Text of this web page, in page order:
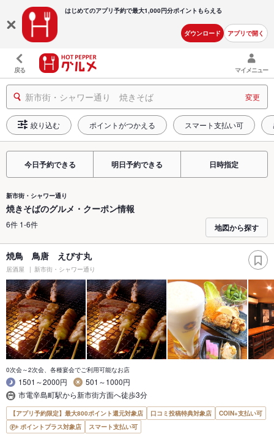
はじめてのアプリ予約で最大1,000円分ポイントもらえる
ダウンロード アプリで開く
戻る マイメニュー
新市街・シャワー通り 焼きそば 変更
絞り込む ポイントがつかえる スマート支払い可
今日予約できる 明日予約できる 日時指定
新市街・シャワー通り
焼きそばのグルメ・クーポン情報
6件 1-6件 地図から探す
焼鳥 鳥唐 えびす丸
居酒屋 新市街・シャワー通り
0次会～2次会、各種宴会でご利用可能なお店
1501～2000円
501～1000円
市電辛島町駅から新市街方面へ徒歩3分
【アプリ予約限定】最大800ポイント還元対象店 口コミ投稿特典対象店
COIN+支払い可
ポイントプラス対象店
スマート支払い可